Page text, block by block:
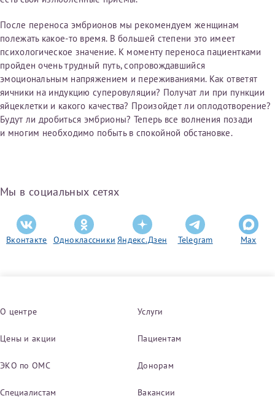
После переноса эмбрионов мы рекомендуем женщинам
полежать какое-то время. В большей степени это имеет
психологическое значение. К моменту переноса пациентками
пройден очень трудный путь, сопровождавшийся
эмоциональным напряжением и переживаниями. Как ответят
яичники на индукцию суперовуляции? Получат ли при пункции
яйцеклетки и какого качества? Произойдет ли оплодотворение?
Будут ли дробиться эмбрионы? Теперь все волнения позади
и многим необходимо побыть в спокойной обстановке.
Мы в социальных сетях
Вконтакте Одноклассники Яндекс.Дзен Telegram Max
О центре Услуги
Цены и акции Пациентам
ЭКО по ОМС Донорам
Специалистам Вакансии